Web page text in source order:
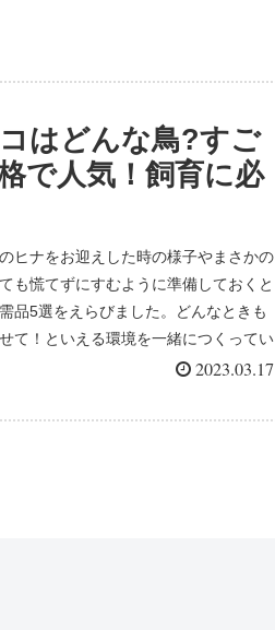
はどんな鳥?すご
で人気！飼育に必
ヒナをお迎えした時の様子やまさかの
も慌てずにすむように準備しておくと
品5選をえらびました。どんなときも
て！といえる環境を一緒につくってい
2023.03.17